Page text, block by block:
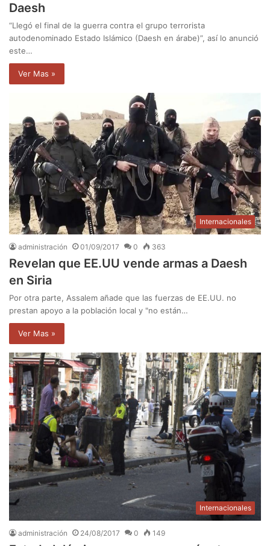
Daesh
“Llegó el final de la guerra contra el grupo terrorista
autodenominado Estado Islámico (Daesh en árabe)”, así lo anunció
este…
Ver Mas »
Internacionales
administración 01/09/2017 0 363
Revelan que EE.UU vende armas a Daesh
en Siria
Por otra parte, Assalem añade que las fuerzas de EE.UU. no
prestan apoyo a la población local y "no están…
Ver Mas »
Internacionales
administración 24/08/2017 0 149